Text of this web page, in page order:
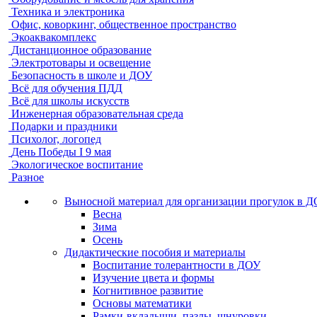
Техника и электроника
Офис, коворкинг, общественное пространство
Экоаквакомплекс
Дистанционное образование
Электротовары и освещение
Безопасность в школе и ДОУ
Всё для обучения ПДД
Всё для школы искусств
Инженерная образовательная среда
Подарки и праздники
Психолог, логопед
День Победы I 9 мая
Экологическое воспитание
Разное
Выносной материал для организации прогулок в
Весна
Зима
Осень
Дидактические пособия и материалы
Воспитание толерантности в ДОУ
Изучение цвета и формы
Когнитивное развитие
Основы математики